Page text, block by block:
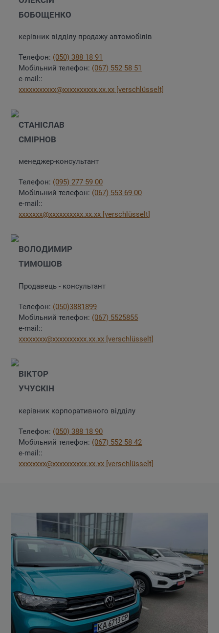
БОБОЩЕНКО
керівник відділу продажу автомобілів
Телефон: (050) 388 18 91
Мобільний телефон: (067) 552 58 51
e-mail::
xxxxxxxxxxx@xxxxxxxxxx.xx.xx [verschlüsselt]
СТАНІСЛАВ
CМІРНОВ
менеджер-консультант
Телефон: (095) 277 59 00
Мобільний телефон: (067) 553 69 00
e-mail::
xxxxxxx@xxxxxxxxxx.xx.xx [verschlüsselt]
ВОЛОДИМИР
ТИМОШОВ
Продавець - консультант
Телефон: (050)3881899
Мобільний телефон: (067) 5525855
e-mail::
xxxxxxxx@xxxxxxxxxx.xx.xx [verschlüsselt]
ВІКТОР
УЧУСКІН
керівник корпоративного відділу
Телефон: (050) 388 18 90
Мобільний телефон: (067) 552 58 42
e-mail::
xxxxxxxx@xxxxxxxxxx.xx.xx [verschlüsselt]